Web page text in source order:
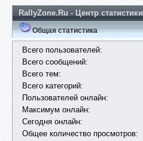
RallyZone.Ru - Центр статистики
Общая статистика
Всего пользователей:
Всего сообщений:
Всего тем:
Всего категорий:
Пользователей онлайн:
Максимум онлайн:
Сегодня онлайн:
Общее количество просмотров: